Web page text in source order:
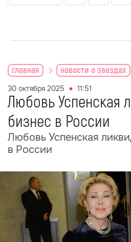
главная новости о звездах
30 октября 2025 11:51
Любовь Успенская
бизнес в России
Любовь Успенская
в России